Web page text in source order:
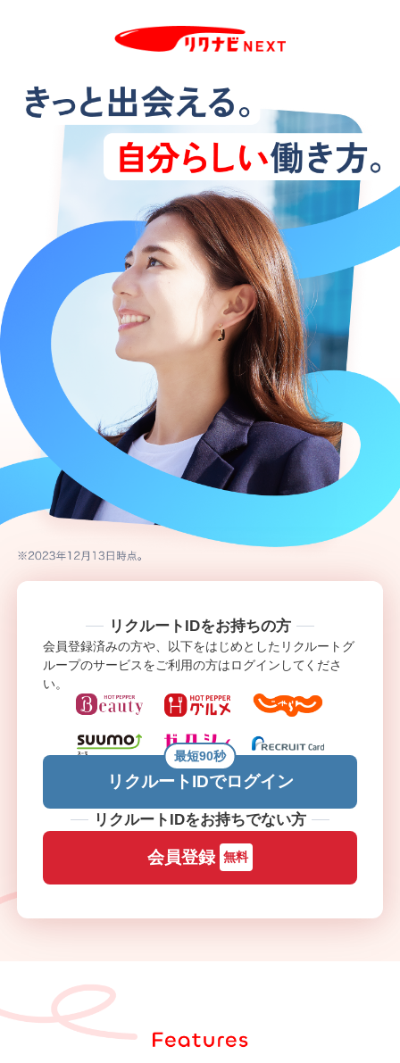
リクルートIDをお持ちの方
会員登録済みの方や、以下をはじめとしたリクルートグ
ループのサービスをご利用の方はログインしてくださ
い。
リクルートIDでログイン
最短90秒
リクルートIDをお持ちでない方
会員登録 無料